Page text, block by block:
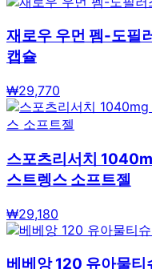
재로우 우먼 펨-도필
캡슐
₩29,770
스포츠리서치
스트렝스 소프트젤
₩29,180
베베앙 120 유아물티